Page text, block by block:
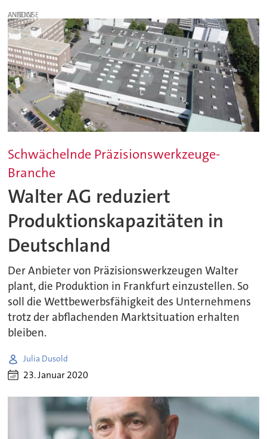
ANZEIGE
Schwächelnde Präzisionswerkzeuge-
Branche
Walter AG reduziert
Produktionskapazitäten in
Deutschland
Der Anbieter von Präzisionswerkzeugen Walter
plant, die Produktion in Frankfurt einzustellen. So
soll die Wettbewerbsfähigkeit des Unternehmens
trotz der abflachenden Marktsituation erhalten
bleiben.
Julia Dusold
23. Januar 2020